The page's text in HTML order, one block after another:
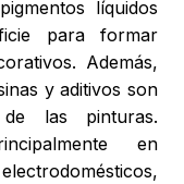
líquidos
para formar
Además,
y aditivos son
de las pinturas.
en